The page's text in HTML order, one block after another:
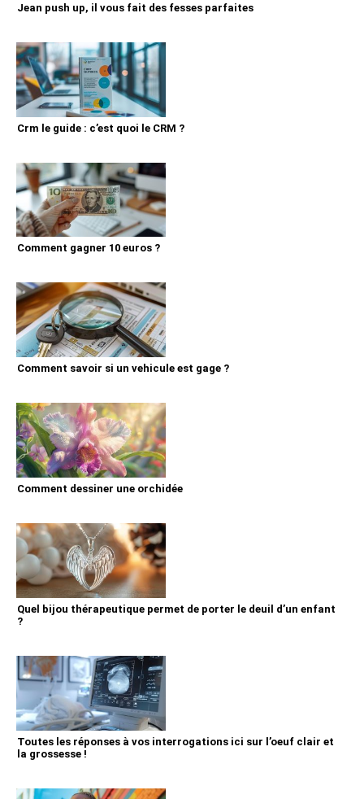
Jean push up, il vous fait des fesses parfaites
Crm le guide : c’est quoi le CRM ?
Comment gagner 10 euros ?
Comment savoir si un vehicule est gage ?
Comment dessiner une orchidée
Quel bijou thérapeutique permet de porter le deuil d’un enfant
?
Toutes les réponses à vos interrogations ici sur l’oeuf clair et
la grossesse !